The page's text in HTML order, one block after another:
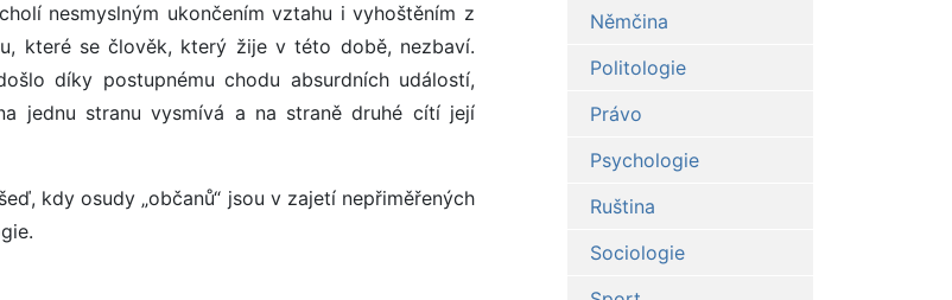
nesmyslným ukončením vztahu i vyhoštěním z
které se člověk, který žije v této době, nezbaví.
díky postupnému chodu absurdních událostí,
jednu stranu vysmívá a na straně druhé cítí její
kdy osudy „občanů“ jsou v zajetí nepřiměřených
Němčina
Politologie
Právo
Psychologie
Ruština
Sociologie